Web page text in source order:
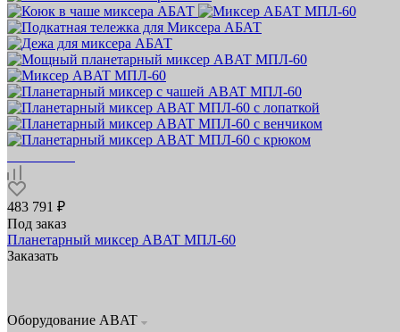
483 791 ₽
Под заказ
Планетарный миксер ABAT МПЛ‑60
Заказать
Оборудование ABAT